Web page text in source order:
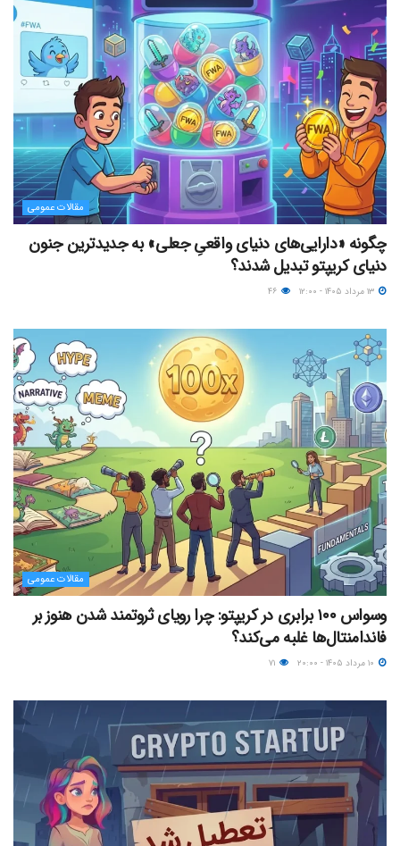
مقالات عمومی
چگونه «دارایی‌های دنیای واقعیِ جعلی» به جدیدترین جنون
دنیای کریپتو تبدیل شدند؟
مقالات عمومی
وسواس ۱۰۰ برابری در کریپتو: چرا رویای ثروتمند شدن هنوز بر
فاندامنتال‌ها غلبه می‌کند؟